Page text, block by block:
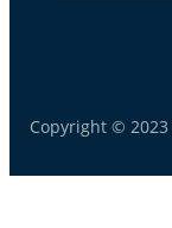
Copyright © 2023